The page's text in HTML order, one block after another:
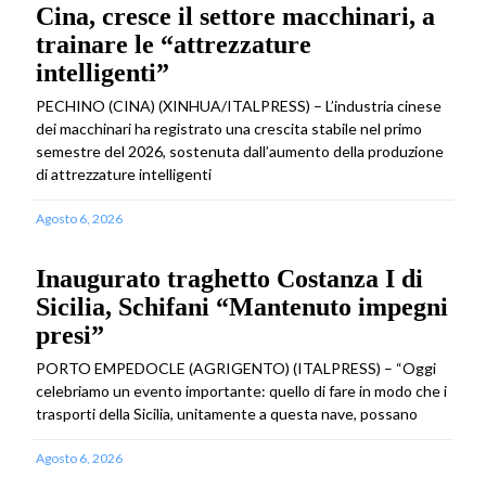
Cina, cresce il settore macchinari, a
trainare le “attrezzature
intelligenti”
PECHINO (CINA) (XINHUA/ITALPRESS) – L’industria cinese
dei macchinari ha registrato una crescita stabile nel primo
semestre del 2026, sostenuta dall’aumento della produzione
di attrezzature intelligenti
Agosto 6, 2026
Inaugurato traghetto Costanza I di
Sicilia, Schifani “Mantenuto impegni
presi”
PORTO EMPEDOCLE (AGRIGENTO) (ITALPRESS) – “Oggi
celebriamo un evento importante: quello di fare in modo che i
trasporti della Sicilia, unitamente a questa nave, possano
Agosto 6, 2026